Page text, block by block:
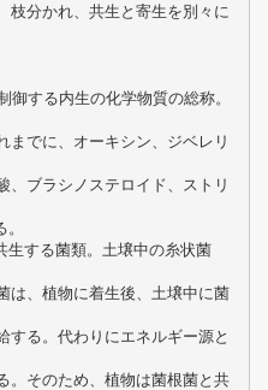
枝分かれ、共生と寄生を別々に
する内生の化学物質の総称。
までに、オーキシン、ジベレリ
、ブラシノステロイド、ストリ
する菌類。土壌中の糸状菌
は、植物に着生後、土壌中に菌
する。代わりにエネルギー源と
。そのため、植物は菌根菌と共